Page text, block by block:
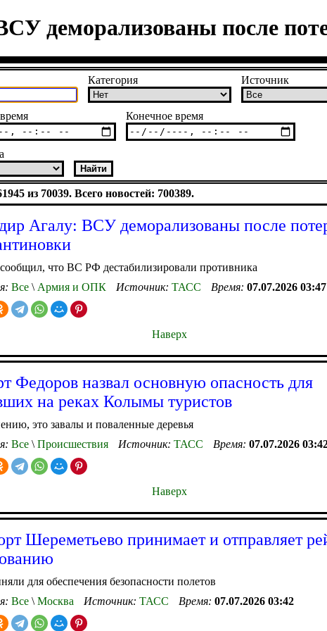
деморализованы после
Категория Источник
Конечное время
из 70039. Всего новостей: 700389.
Агалу: ВСУ деморализованы после
что ВС РФ дестабилизировали противника
Все \ Армия и ОПК Источник: ТАСС Время: 07.07.2026 03:47
Наверх
Федоров назвал основную опасность для
на реках Колымы туристов
это завалы и поваленные деревья
Все \ Происшествия Источник: ТАСС Время: 07.07.2026
Наверх
Шереметьево принимает и отправляет
для обеспечения безопасности полетов
Все \ Москва Источник: ТАСС Время: 07.07.2026 03:42